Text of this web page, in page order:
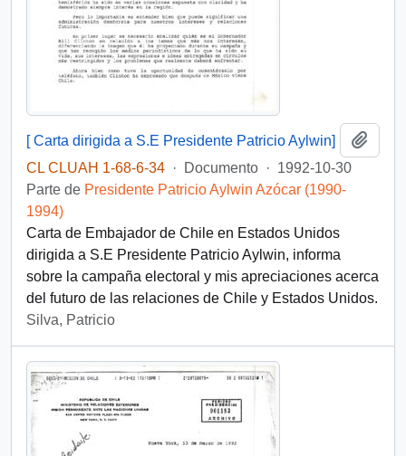
[ Carta dirigida a S.E Presidente Patricio Aylwin]
CL CLUAH 1-68-6-34 · Documento · 1992-10-30
Parte de Presidente Patricio Aylwin Azócar (1990-
1994)
Carta de Embajador de Chile en Estados Unidos
dirigida a S.E Presidente Patricio Aylwin, informa
sobre la campaña electoral y mis apreciaciones acerca
del futuro de las relaciones de Chile y Estados Unidos.
Silva, Patricio